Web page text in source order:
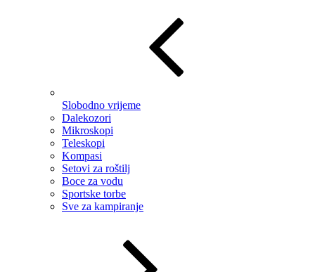
Slobodno vrijeme
Dalekozori
Mikroskopi
Teleskopi
Kompasi
Setovi za roštilj
Boce za vodu
Sportske torbe
Sve za kampiranje